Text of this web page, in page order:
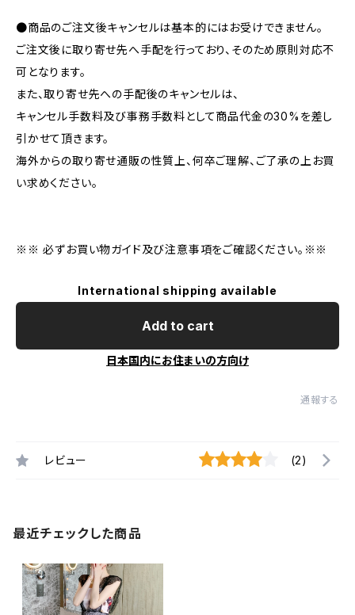
●商品のご注文後キャンセルは基本的にはお受けできません。
ご注文後に取り寄せ先へ手配を行っており、そのため原則対応不
可となります。
また、取り寄せ先への手配後のキャンセルは、
キャンセル手数料及び事務手数料として商品代金の30%を差し
引かせて頂きます。
海外からの取り寄せ通販の性質上、何卒ご理解、ご了承の上お買
い求めください。
※※ 必ずお買い物ガイド及び注意事項をご確認ください。※※
International shipping available
Add to cart
日本国内にお住まいの方向け
通報する
レビュー (2)
最近チェックした商品